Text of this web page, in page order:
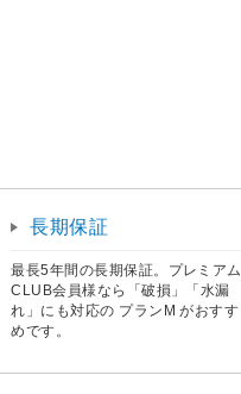
長期保証
最長5年間の長期保証。プレミアム
CLUB会員様なら「破損」「水漏
れ」にも対応の プランM がおすす
めです。